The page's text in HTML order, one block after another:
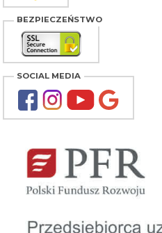
BEZPIECZEŃSTWO
SOCIAL MEDIA